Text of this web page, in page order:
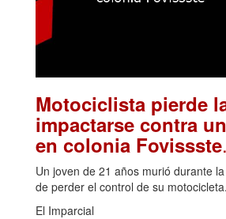
Motociclista pierde
impactarse contra
en colonia Fovissste
Un joven de 21 años murió durante
de perder el control de su motocicleta.
El Imparcial